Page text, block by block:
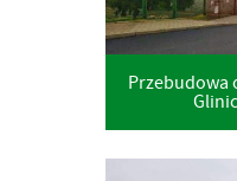
Przebudowa